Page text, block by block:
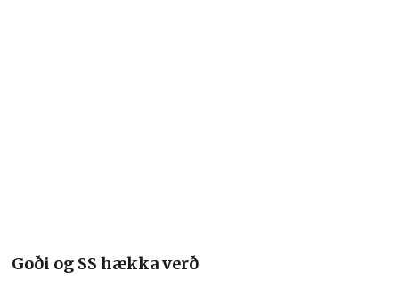
Goði og SS hækka verð